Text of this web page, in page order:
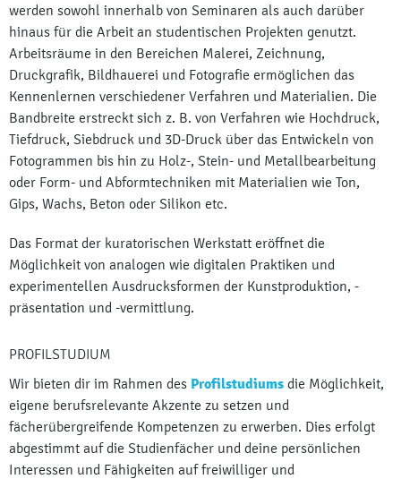
werden sowohl innerhalb von Seminaren als auch darüber
hinaus für die Arbeit an studentischen Projekten genutzt.
Arbeitsräume in den Bereichen Malerei, Zeichnung,
Druckgrafik, Bildhauerei und Fotografie ermöglichen das
Kennenlernen verschiedener Verfahren und Materialien. Die
Bandbreite erstreckt sich z. B. von Verfahren wie Hochdruck,
Tiefdruck, Siebdruck und 3D-Druck über das Entwickeln von
Fotogrammen bis hin zu Holz-, Stein- und Metallbearbeitung
oder Form- und Abformtechniken mit Materialien wie Ton,
Gips, Wachs, Beton oder Silikon etc.
Das Format der kuratorischen Werkstatt eröffnet die
Möglichkeit von analogen wie digitalen Praktiken und
experimentellen Ausdrucksformen der Kunstproduktion, -
präsentation und -vermittlung.
PROFILSTUDIUM
Wir bieten dir im Rahmen des Profilstudiums die Möglichkeit,
eigene berufsrelevante Akzente zu setzen und
fächerübergreifende Kompetenzen zu erwerben. Dies erfolgt
abgestimmt auf die Studienfächer und deine persönlichen
Interessen und Fähigkeiten auf freiwilliger und